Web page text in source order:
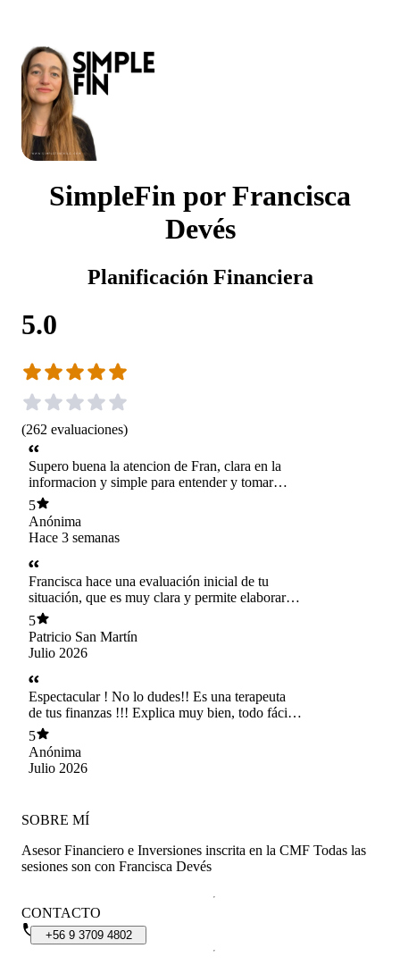
SimpleFin por Francisca
Devés
Planificación Financiera
5.0
(262 evaluaciones)
Supero buena la atencion de Fran, clara en la
informacion y simple para entender y tomar
accion
5
Anónima
Hace 3 semanas
Francisca hace una evaluación inicial de tu
situación, que es muy clara y permite elaborar
5
Patricio San Martín
Julio 2026
Espectacular ! No lo dudes!! Es una terapeuta
de tus finanzas !!! Explica muy bien, todo fácil y
organizado. Te da mucha claridad y visión!
5
Anónima
Julio 2026
SOBRE MÍ
Asesor Financiero e Inversiones inscrita en la CMF Todas las
sesiones son con Francisca Devés
CONTACTO
+56 9 3709 4802